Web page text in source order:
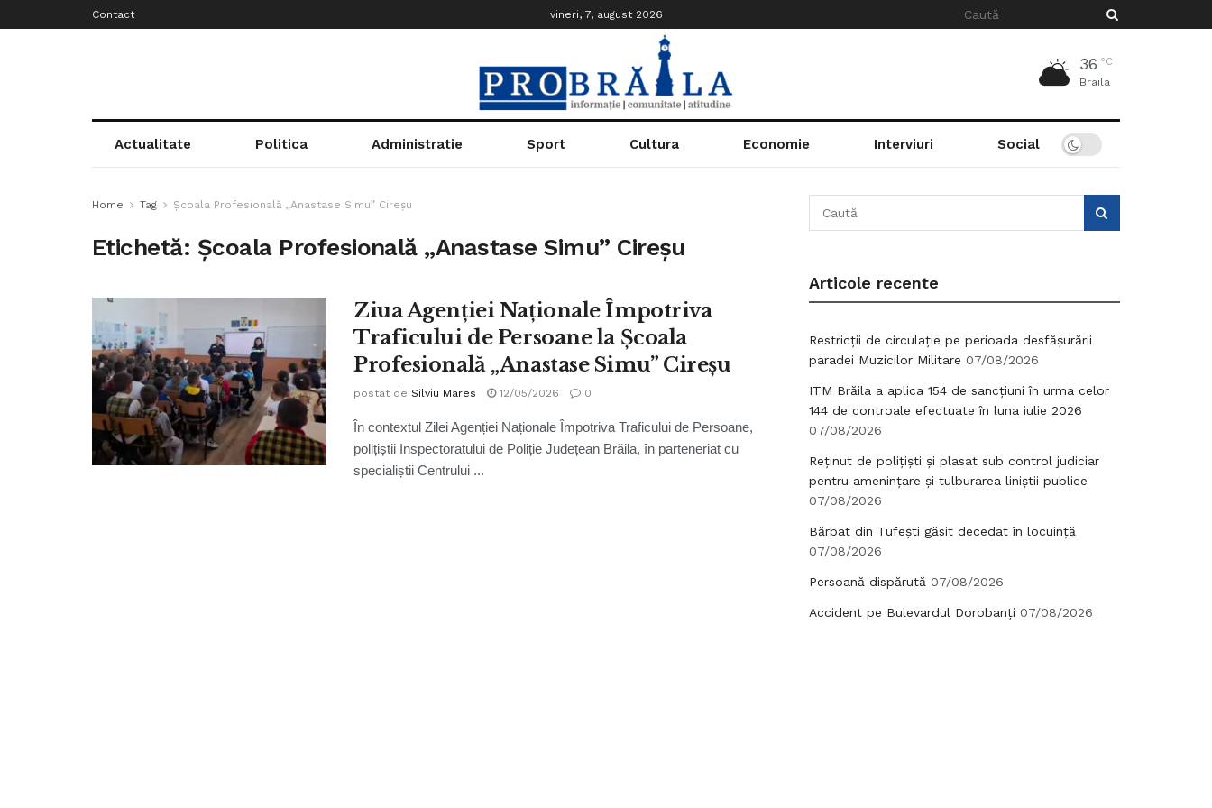
Contact vineri, 7, august 2026
36 °C
Braila
Actualitate Politica Administratie Sport Cultura Economie Interviuri Social
Home Tag Școala Profesională „Anastase Simu” Cireșu
Etichetă: Școala Profesională „Anastase Simu” Cireșu
Ziua Agenției Naționale Împotriva
Traficului de Persoane la Școala
Profesională „Anastase Simu” Cireșu
postat de Silviu Mares 12/05/2026 0
În contextul Zilei Agenției Naționale Împotriva Traficului de Persoane,
polițiștii Inspectoratului de Poliție Județean Brăila, în parteneriat cu
specialiștii Centrului ...
Articole recente
Restricții de circulație pe perioada desfășurării
paradei Muzicilor Militare 07/08/2026
ITM Brăila a aplica 154 de sancțiuni în urma celor
144 de controale efectuate în luna iulie 2026
07/08/2026
Reținut de polițiști și plasat sub control judiciar
pentru amenințare și tulburarea liniștii publice
07/08/2026
Bărbat din Tufești găsit decedat în locuință
07/08/2026
Persoană dispărută 07/08/2026
Accident pe Bulevardul Dorobanți 07/08/2026